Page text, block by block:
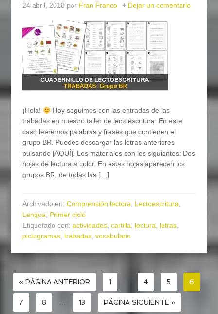
24 abril, 2018 por Fran Franco Dejar un comentario
¡Hola!
Hoy seguimos con las entradas de las
trabadas en nuestro taller de lectoescritura. En este
caso leeremos palabras y frases que contienen el
grupo BR. Puedes descargar las letras anteriores
pulsando [AQUÍ]. Los materiales son los siguientes: Dos
hojas de lectura a color. En estas hojas aparecen los
grupos BR, de todas las […]
Archivado en:Comprensión lectora, Lectoescritura,
Lengua, Primer ciclo
Etiquetado con:actividades,cartilla, lectura, letras,
pictogramas,trabadas,vocabulario
« PÁGINA ANTERIOR 1 … 4 5 6
7 8 … 13 PÁGINA SIGUIENTE »